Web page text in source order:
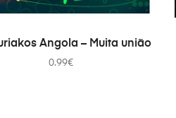
ADD TO CART
Angola – Muita união
0.99€